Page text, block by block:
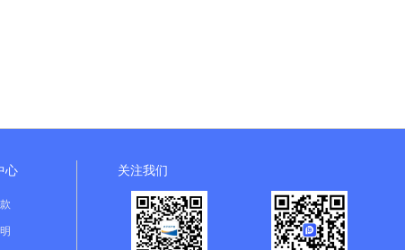
心 关注我们